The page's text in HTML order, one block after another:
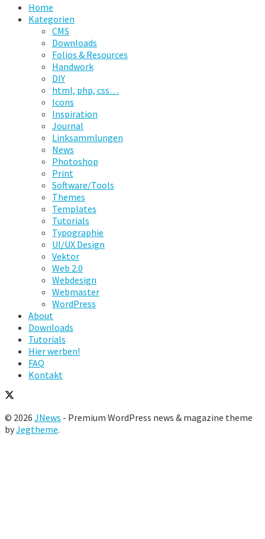
Home
Kategorien
CMS
Downloads
Folios & Resources
Handwork
DIY
html, php, css…
Icons
Inspiration
Journal
Linksammlungen
News
Photoshop
Print
Software/Tools
Themes
Templates
Tutorials
Typographie
UI/UX Design
Vektor
Web 2.0
Webdesign
Webmaster
WordPress
About
Downloads
Tutorials
Hier werben!
FAQ
Kontakt
© 2026 JNews - Premium WordPress news & magazine theme
byJegtheme.